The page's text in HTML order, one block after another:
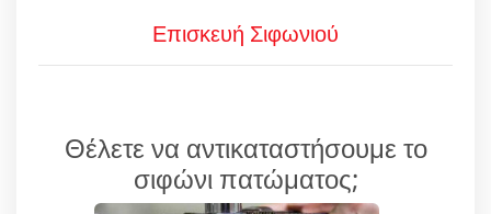
Επισκευή Σιφωνιού
Θέλετε να αντικαταστήσουμε το
σιφώνι πατώματος;